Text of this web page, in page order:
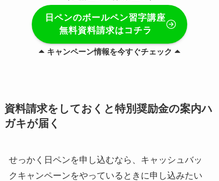
日ペンのボールペン習字講座
無料資料請求はコチラ
キャンペーン情報を今すぐチェック
資料請求をしておくと特別奨励金の案内ハ
ガキが届く
せっかく日ペンを申し込むなら、キャッシュバッ
クキャンペーンをやっているときに申し込みたい